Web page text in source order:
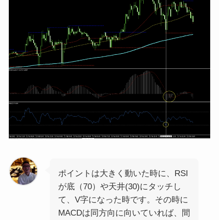
ポイントは大きく動いた時に、RSI
が底（70）や天井(30)にタッチし
て、V字になった時です。その時に
MACDは同方向に向いていれば、間